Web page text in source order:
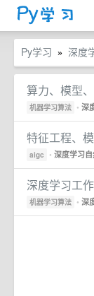
Py学习 » 深度
算力、模型
机器学习算法 • 深
特征工程、
aigc • 深度学习
深度学习工
机器学习算法 • 深